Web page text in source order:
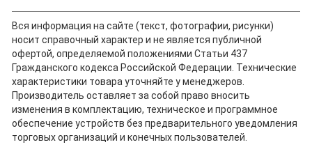
Вся информация на сайте (текст, фотографии, рисунки)
носит справочный характер и не является публичной
офертой, определяемой положениями Статьи 437
Гражданского кодекса Российской Федерации. Технические
характеристики товара уточняйте у менеджеров.
Производитель оставляет за собой право вносить
изменения в комплектацию, техническое и программное
обеспечение устройств без предварительного уведомления
торговых организаций и конечных пользователей.